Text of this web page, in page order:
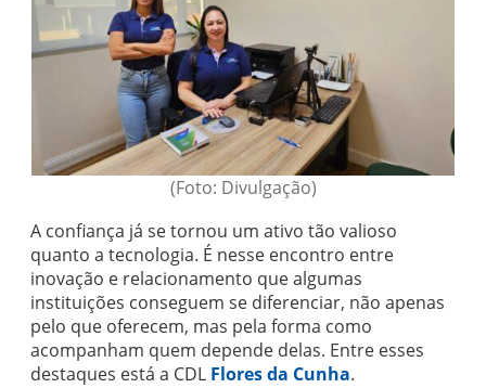
(Foto: Divulgação)
A confiança já se tornou um ativo tão valioso
quanto a tecnologia. É nesse encontro entre
inovação e relacionamento que algumas
instituições conseguem se diferenciar, não apenas
pelo que oferecem, mas pela forma como
acompanham quem depende delas. Entre esses
destaques está a CDL Flores da Cunha.